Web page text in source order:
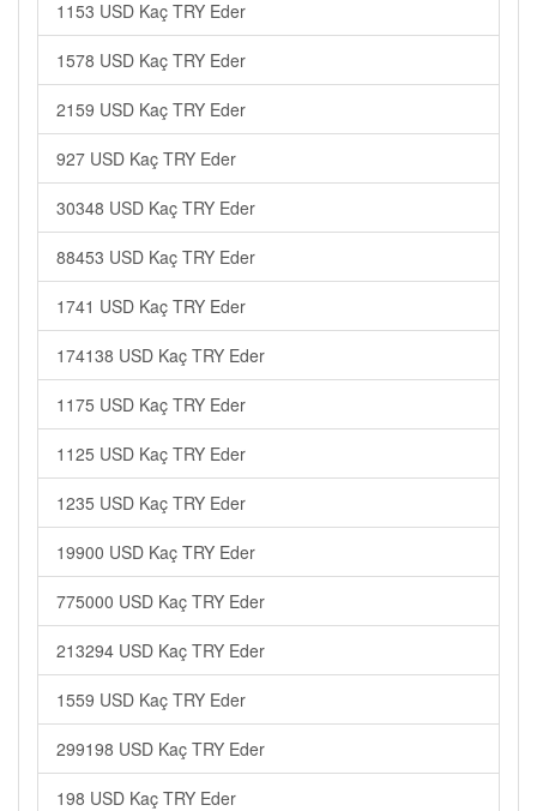
1153 USD Kaç TRY Eder
1578 USD Kaç TRY Eder
2159 USD Kaç TRY Eder
927 USD Kaç TRY Eder
30348 USD Kaç TRY Eder
88453 USD Kaç TRY Eder
1741 USD Kaç TRY Eder
174138 USD Kaç TRY Eder
1175 USD Kaç TRY Eder
1125 USD Kaç TRY Eder
1235 USD Kaç TRY Eder
19900 USD Kaç TRY Eder
775000 USD Kaç TRY Eder
213294 USD Kaç TRY Eder
1559 USD Kaç TRY Eder
299198 USD Kaç TRY Eder
198 USD Kaç TRY Eder